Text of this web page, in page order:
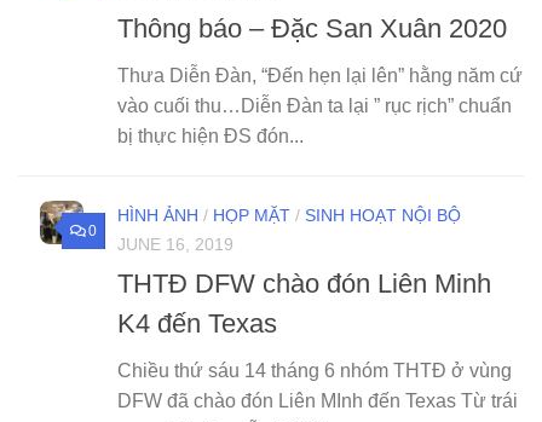
Thông báo – Đặc San Xuân 2020
Thưa Diễn Đàn, “Đến hẹn lại lên” hằng năm cứ
vào cuối thu…Diễn Đàn ta lại ” rục rịch” chuẩn
bị thực hiện ĐS đón...
0
HÌNH ẢNH / HỌP MẶT / SINH HOẠT NỘI BỘ
JUNE 16, 2019
THTĐ DFW chào đón Liên Minh
K4 đến Texas
Chiều thứ sáu 14 tháng 6 nhóm THTĐ ở vùng
DFW đã chào đón Liên MInh đến Texas Từ trái